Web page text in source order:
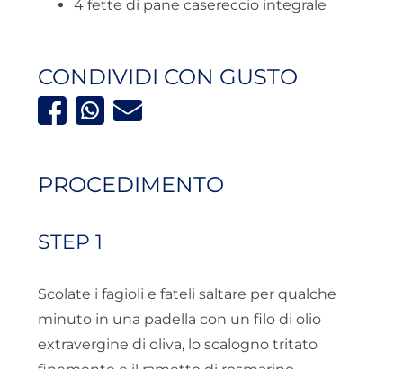
4 fette di pane casereccio integrale
CONDIVIDI CON GUSTO
PROCEDIMENTO
STEP 1
Scolate i fagioli e fateli saltare per qualche
minuto in una padella con un filo di olio
extravergine di oliva, lo scalogno tritato